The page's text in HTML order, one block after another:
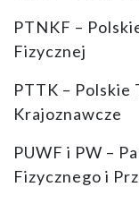
PTNKF –
Fizycznej
PTTK –
Krajoznawcze
PUWF i PW –
Fizycznego i